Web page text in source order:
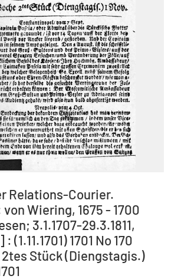
Relations-Courier.
Wiering, 1675 - 1700
3.1.1707-29.3.1811,
: (1.11.1701) 1701 No 170
Stück (Diengstagis.)